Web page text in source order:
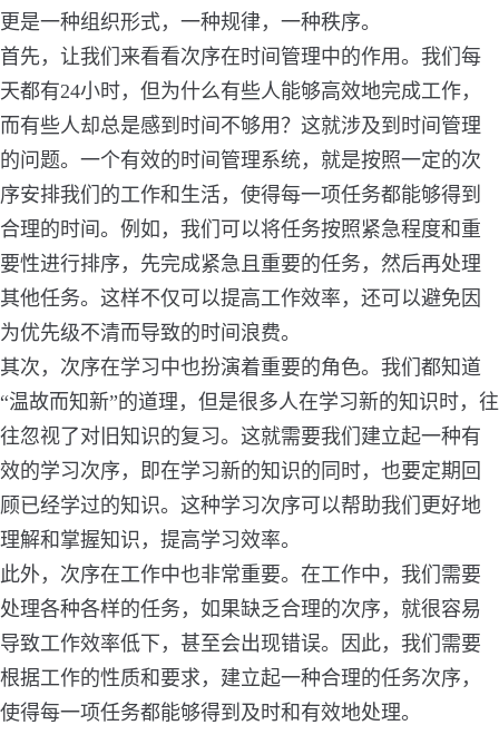
更是一种组织形式，一种规律，一种秩序。
首先，让我们来看看次序在时间管理中的作用。我们每
天都有24小时，但为什么有些人能够高效地完成工作，
而有些人却总是感到时间不够用？这就涉及到时间管理
的问题。一个有效的时间管理系统，就是按照一定的次
序安排我们的工作和生活，使得每一项任务都能够得到
合理的时间。例如，我们可以将任务按照紧急程度和重
要性进行排序，先完成紧急且重要的任务，然后再处理
其他任务。这样不仅可以提高工作效率，还可以避免因
为优先级不清而导致的时间浪费。
其次，次序在学习中也扮演着重要的角色。我们都知道
“温故而知新”的道理，但是很多人在学习新的知识时，往
往忽视了对旧知识的复习。这就需要我们建立起一种有
效的学习次序，即在学习新的知识的同时，也要定期回
顾已经学过的知识。这种学习次序可以帮助我们更好地
理解和掌握知识，提高学习效率。
此外，次序在工作中也非常重要。在工作中，我们需要
处理各种各样的任务，如果缺乏合理的次序，就很容易
导致工作效率低下，甚至会出现错误。因此，我们需要
根据工作的性质和要求，建立起一种合理的任务次序，
使得每一项任务都能够得到及时和有效地处理。